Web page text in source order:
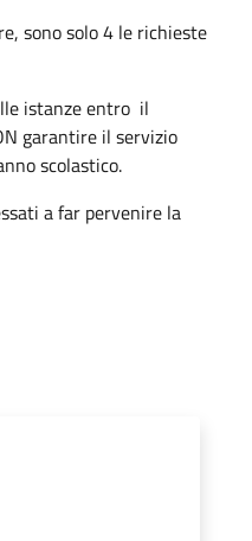
sono solo 4 le richieste
istanze entro il
garantire il servizio
scolastico.
a far pervenire la